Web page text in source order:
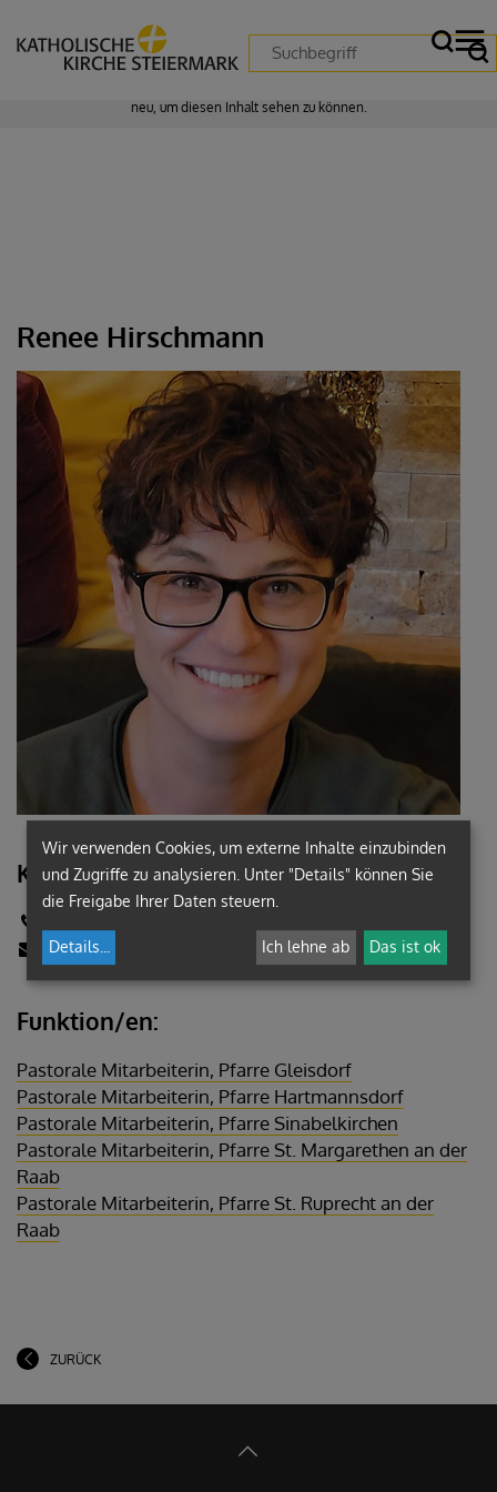
Zustimmung erforderlich!
neu, um diesen Inhalt sehen zu können.
Renee Hirschmann
Kontakt:
renee.hirschmann@graz-seckau.at
Funktion/en:
Pastorale Mitarbeiterin, Pfarre Gleisdorf
Pastorale Mitarbeiterin, Pfarre Hartmannsdorf
Pastorale Mitarbeiterin, Pfarre Sinabelkirchen
Pastorale Mitarbeiterin, Pfarre St. Margarethen an der
Raab
Pastorale Mitarbeiterin, Pfarre St. Ruprecht an der
Raab
ZURÜCK
Wir verwenden Cookies, um externe Inhalte einzubinden
und Zugriffe zu analysieren. Unter "Details" können Sie
die Freigabe Ihrer Daten steuern.
Details Ich lehne ab Das ist ok